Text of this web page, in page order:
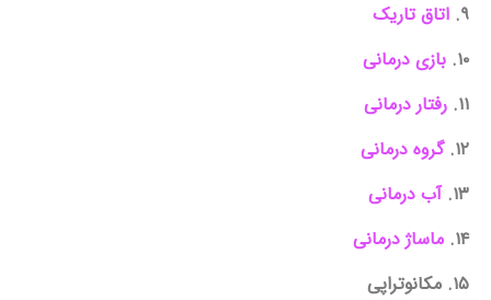
۹. اتاق تاریک
۱۰. بازی درمانی
۱۱. رفتار درمانی
۱۲. گروه درمانی
۱۳. آب درمانی
۱۴. ماساژ درمانی
۱۵. مکانوتراپی